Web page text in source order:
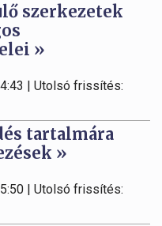
szerkezetek
»
| Utolsó frissítés:
tartalmára
»
| Utolsó frissítés: